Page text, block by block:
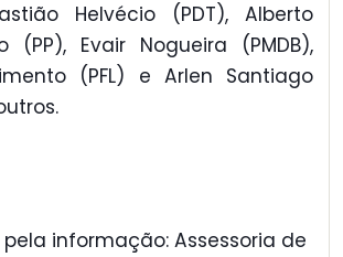
Helvécio (PDT), Alberto
(PP), Evair Nogueira (PMDB),
(PFL) e Arlen Santiago
pela informação: Assessoria de